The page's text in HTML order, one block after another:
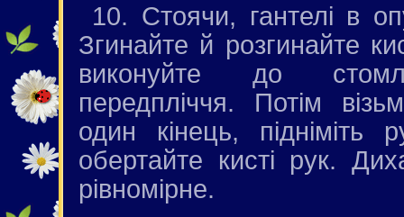
10. Стоячи, гантелі в
Згинайте й розгинайте
виконуйте до
передпліччя. Потім
один кінець,
обертайте кисті рук.
рівномірне.